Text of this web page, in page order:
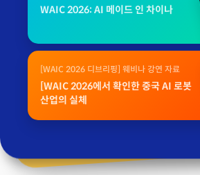
WAIC 2026: AI 메이드 인 차이나
[WAIC 2026 디브리핑] 웨비나 강연 자료
[WAIC 2026에서 확인한 중국 AI 로봇
산업의 실체